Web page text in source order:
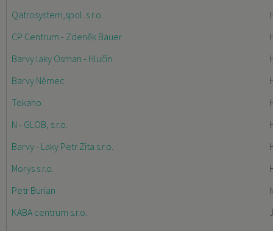
Qatrosystem,spol. s r.o.
CP Centrum - Zdeněk Bauer
Barvy laky Osman - Hlučín
Barvy Němec
Tokaho
N - GLOB, s.r.o.
Barvy - Laky Petr Zíta s.r.o.
Morys s.r.o.
Petr Burian
KABA centrum s.r.o.